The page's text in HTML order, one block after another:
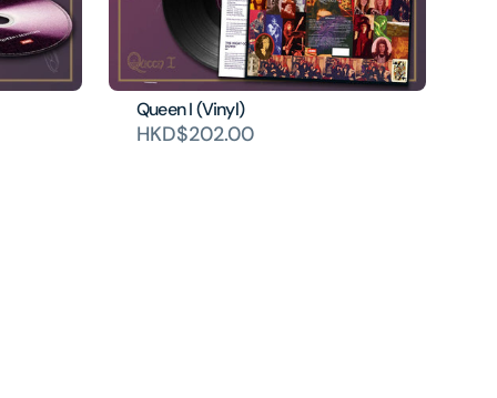
Queen I (Vinyl)
HKD$202.00